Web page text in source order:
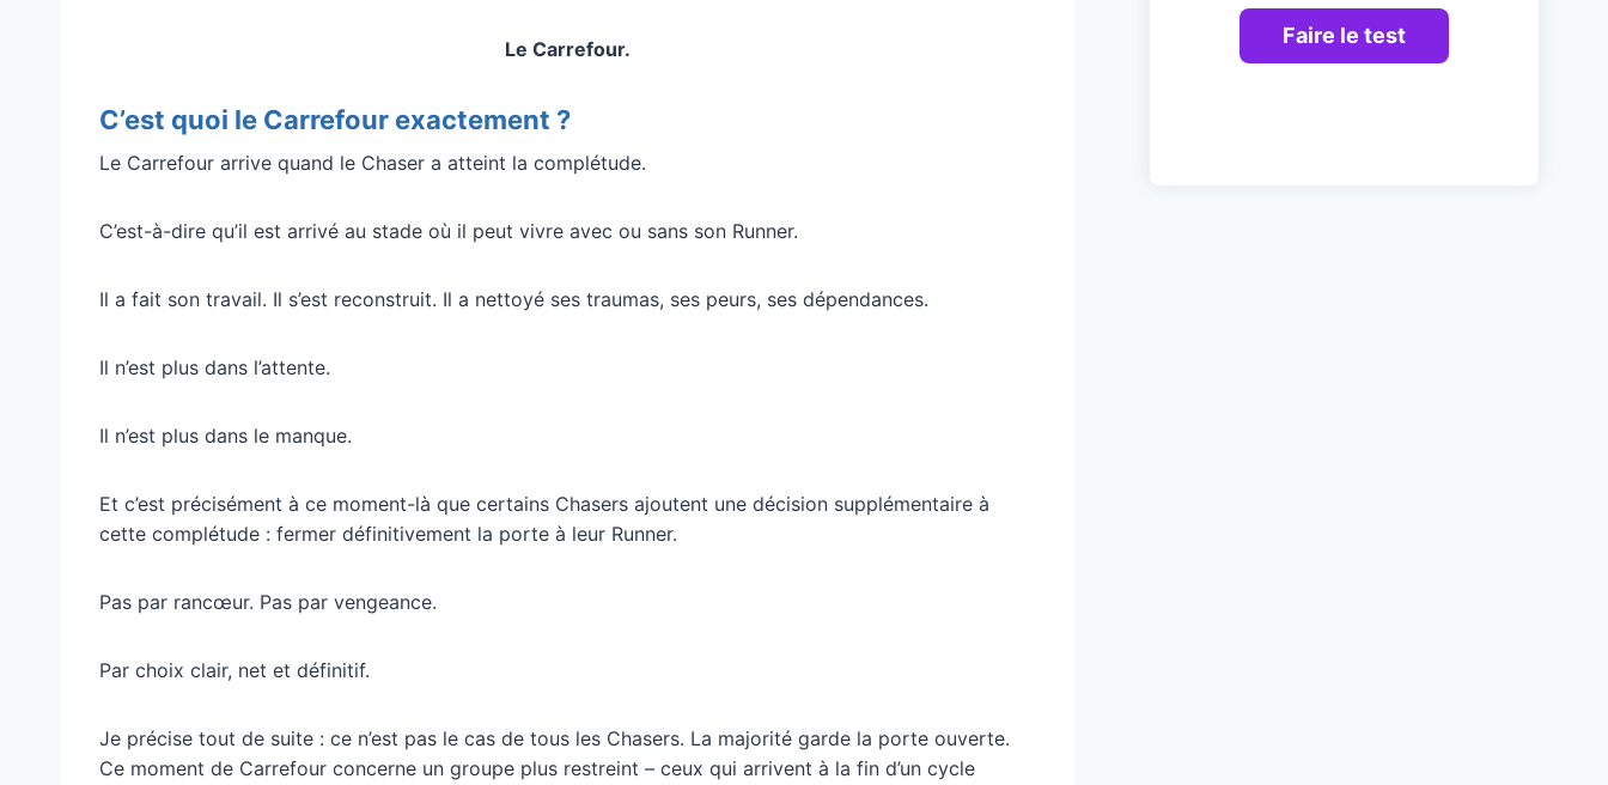
Le Carrefour.
C’est quoi le Carrefour exactement ?
Le Carrefour arrive quand le Chaser a atteint la complétude.
C’est-à-dire qu’il est arrivé au stade où il peut vivre avec ou sans son Runner.
Il a fait son travail. Il s’est reconstruit. Il a nettoyé ses traumas, ses peurs, ses dépendances.
Il n’est plus dans l’attente.
Il n’est plus dans le manque.
Et c’est précisément à ce moment-là que certains Chasers ajoutent une décision supplémentaire à
cette complétude : fermer définitivement la porte à leur Runner.
Pas par rancœur. Pas par vengeance.
Par choix clair, net et définitif.
Je précise tout de suite : ce n’est pas le cas de tous les Chasers. La majorité garde la porte ouverte.
Ce moment de Carrefour concerne un groupe plus restreint – ceux qui arrivent à la fin d’un cycle